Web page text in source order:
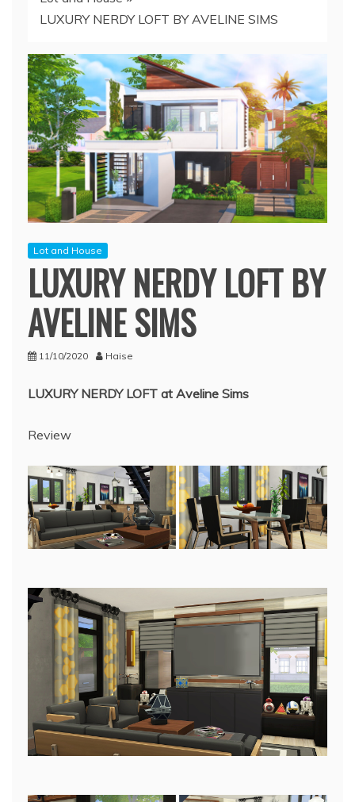
LUXURY NERDY LOFT BY AVELINE SIMS
Lot and House
LUXURY NERDY LOFT BY
AVELINE SIMS
11/10/2020 Haise
LUXURY NERDY LOFT at Aveline Sims
Review